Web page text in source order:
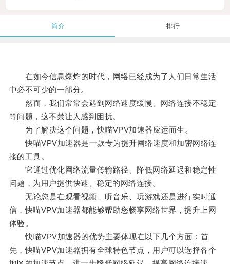
简介 排行
在如今信息爆炸的时代，网络已经成为了人们日常生活
中必不可少的一部分。
然而，我们常常会遇到网络速度缓慢、网络连接不稳定
等问题，这不禁让人感到困扰。
为了解决这个问题，快喵VPV加速器应运而生。
快喵VPV加速器是一款专为提升网络速度和加密网络连
接的工具。
它通过优化网络流量传输路径、降低网络延迟和稳定性
问题，为用户提供快速、稳定的网络连接。
无论您是在观看视频、听音乐、玩游戏还是进行实时通
信，快喵VPV加速器都能够帮助您畅享网络世界，提升上网
体验。
快喵VPV加速器的优势主要体现在以下几个方面：首
先，快喵VPV加速器拥有全球特色节点，用户可以选择各个